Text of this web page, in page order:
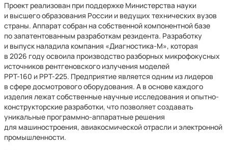
Проект реализован при поддержке Министерства науки
и высшего образования России и ведущих технических вузов
страны. Аппарат собран на собственной компонентной базе
по запатентованным разработкам резидента. Разработку
и выпуск наладила компания «Диагностика-М», которая
в 2026 году освоила производство разборных микрофокусных
источников рентгеновского излучения моделей
РРТ-160 и РРТ-225. Предприятие является одним из лидеров
в сфере досмотрового оборудования. А в основе каждого
изделия лежат собственные научные исследования и опытно-
конструкторские разработки, что позволяет создавать
уникальные программно-аппаратные решения
для машиностроения, авиакосмической отрасли и электронной
промышленности.